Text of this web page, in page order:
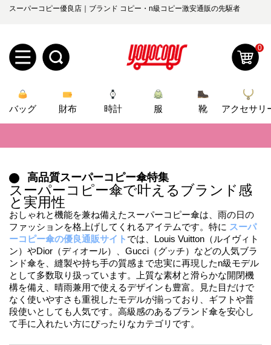
スーパーコピー優良店｜ブランド コピー・n級コピー激安通販の先駆者
規
ザ
ー
登
録
ロ
ン
オ
ー
ダ
ー
管
お
知
ら
せ
yoyocopys@gmail.com
2026人気特集
バッグ
財布
時計
服
ズボン
衣装セット
靴
住まい用品
アクセサリー
ベルト
スカーフ
アイフォーンケ
ース
小物
0
バッグ 財布 時計 服 靴 アクセサリ
📢 新作入荷！ルイ・ヴィトンスーパーコピー バッグ最新モデルが登場。
当店は正真正銘のn級スーパーコピーのみ取扱い。最高品質の再現度を
2026春の新作続々更新中！期間中のご注文でお得な割引をご利用いただ
新作入荷！ルイ・ヴィトンスーパーコピー バッグ最新モデルが登場。
高品質スーパーコピー傘特集
スーパーコピー傘で叶えるブランド感
と実用性
おしゃれと機能を兼ね備えたスーパーコピー傘は、雨の日の
ファッションを格上げしてくれるアイテムです。特に スーパ
ーコピー傘の優良通販サイト では、Louis Vuitton（ルイヴィト
ン）やDior（ディオール）、Gucci（グッチ）などの人気ブラ
ンド傘を、縫製や持ち手の質感まで忠実に再現したn級モデル
として多数取り扱っています。上質な素材と滑らかな開閉機
構を備え、晴雨兼用で使えるデザインも豊富。見た目だけで
なく使いやすさも重視したモデルが揃っており、ギフトや普
段使いとしても人気です。高級感のあるブランド傘を安心し
て手に入れたい方にぴったりなカテゴリです。